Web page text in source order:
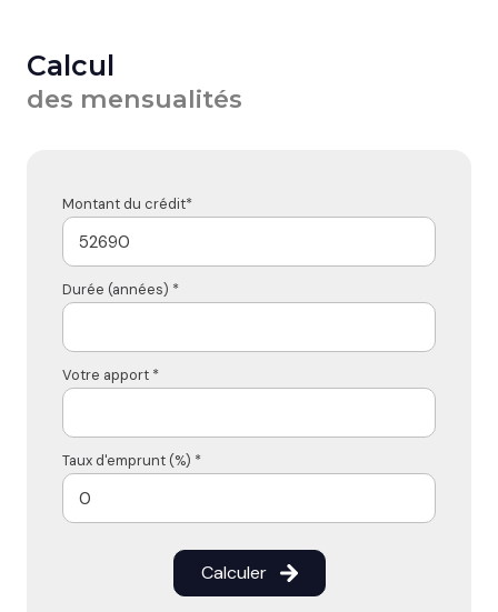
Calcul
des mensualités
Montant du crédit*
Durée (années) *
Votre apport *
Taux d'emprunt (%) *
Calculer